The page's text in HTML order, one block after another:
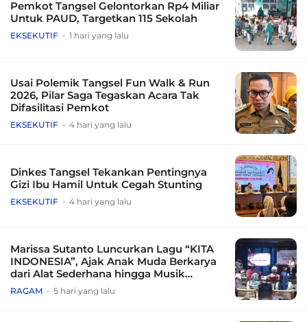
Pemkot Tangsel Gelontorkan Rp4 Miliar
Untuk PAUD, Targetkan 115 Sekolah
EKSEKUTIF 1 hari yang lalu
Usai Polemik Tangsel Fun Walk & Run
2026, Pilar Saga Tegaskan Acara Tak
Difasilitasi Pemkot
EKSEKUTIF 4 hari yang lalu
Dinkes Tangsel Tekankan Pentingnya
Gizi Ibu Hamil Untuk Cegah Stunting
EKSEKUTIF 4 hari yang lalu
Marissa Sutanto Luncurkan Lagu “KITA
INDONESIA”, Ajak Anak Muda Berkarya
dari Alat Sederhana hingga Musik
Tradisional
RAGAM 5 hari yang lalu